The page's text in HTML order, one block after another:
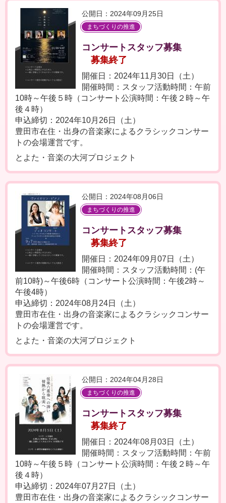
公開日：2024年09月25日
まちづくりの推進
コンサートスタッフ募集
募集終了
開催日：2024年11月30日（土）
開催時間：スタッフ活動時間：午前
10時～午後５時（コンサート公演時間：午後２時～午
後４時）
申込締切：2024年10月26日（土）
豊田市在住・出身の音楽家によるクラシックコンサー
トの会場運営です。
とよた・音楽の大河プロジェクト
公開日：2024年08月06日
まちづくりの推進
コンサートスタッフ募集
募集終了
開催日：2024年09月07日（土）
開催時間：スタッフ活動時間：(午
前10時)～午後6時（コンサート公演時間：午後2時～
午後4時）
申込締切：2024年08月24日（土）
豊田市在住・出身の音楽家によるクラシックコンサー
トの会場運営です。
とよた・音楽の大河プロジェクト
公開日：2024年04月28日
まちづくりの推進
コンサートスタッフ募集
募集終了
開催日：2024年08月03日（土）
開催時間：スタッフ活動時間：午前
10時～午後５時（コンサート公演時間：午後２時～午
後４時）
申込締切：2024年07月27日（土）
豊田市在住・出身の音楽家によるクラシックコンサー